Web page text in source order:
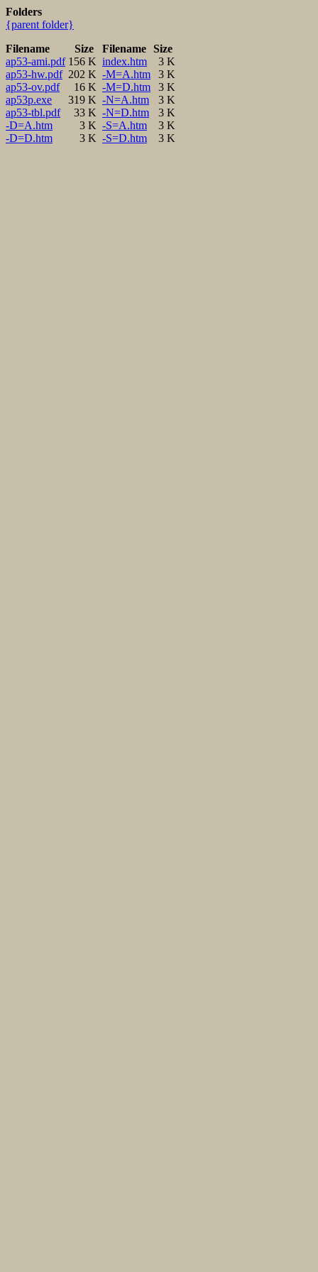
Folders
{parent folder}
Filename
Size Filename Size
ap53-ami.pdf 156 K index.htm
3 K
ap53-hw.pdf 202 K -M=A.htm
3 K
ap53-ov.pdf
16 K -M=D.htm
3 K
ap53p.exe
319 K -N=A.htm
3 K
ap53-tbl.pdf
33 K -N=D.htm
3 K
-D=A.htm
3 K -S=A.htm
3 K
-D=D.htm
3 K -S=D.htm 3 K